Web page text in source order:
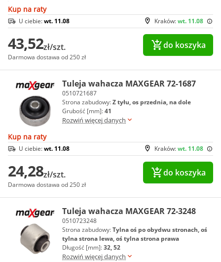
Kup na raty
Kraków:wt. 11.08
U ciebie:wt. 11.08
43,52zł/szt.
Darmowa dostawa od 250 zł
do koszyka
Tuleja wahacza MAXGEAR 72-1687
0510721687
Strona zabudowy:Z tyłu, os przednia, na dole
Grubość [mm]:41
Rozwiń więcej danych
Kup na raty
Kraków:wt. 11.08
U ciebie:wt. 11.08
24,28zł/szt.
Darmowa dostawa od 250 zł
do koszyka
Tuleja wahacza MAXGEAR 72-3248
0510723248
Strona zabudowy:Tylna oś po obydwu stronach, oś
tylna strona lewa, oś tylna strona prawa
Długość [mm]:32, 52
Rozwiń więcej danych